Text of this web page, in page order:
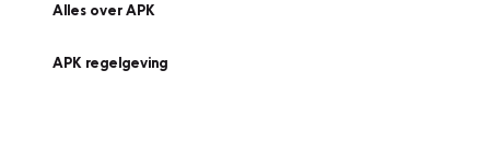
Alles over APK
APK regelgeving